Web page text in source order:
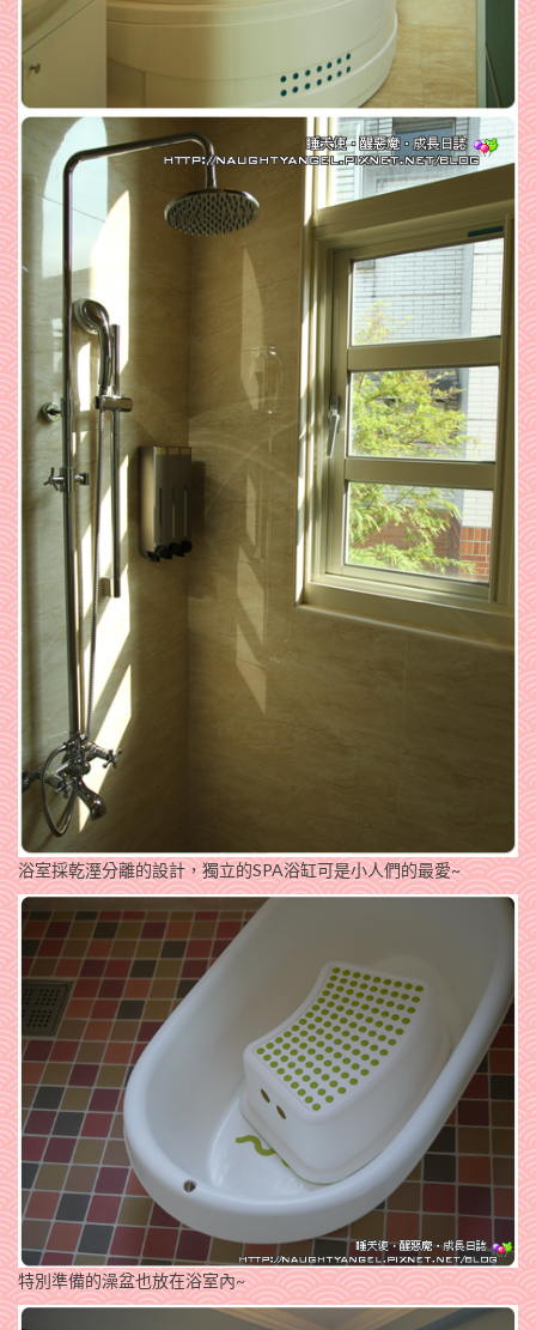
浴室採乾溼分離的設計，獨立的SPA浴缸可是小人們的最愛~
特別準備的澡盆也放在浴室內~